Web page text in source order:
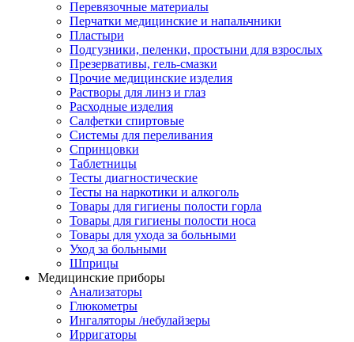
Перевязочные материалы
Перчатки медицинские и напальчники
Пластыри
Подгузники, пеленки, простыни для взрослых
Презервативы, гель-смазки
Прочие медицинские изделия
Растворы для линз и глаз
Расходные изделия
Салфетки спиртовые
Системы для переливания
Спринцовки
Таблетницы
Тесты диагностические
Тесты на наркотики и алкоголь
Товары для гигиены полости горла
Товары для гигиены полости носа
Товары для ухода за больными
Уход за больными
Шприцы
Медицинские приборы
Анализаторы
Глюкометры
Ингаляторы /небулайзеры
Ирригаторы